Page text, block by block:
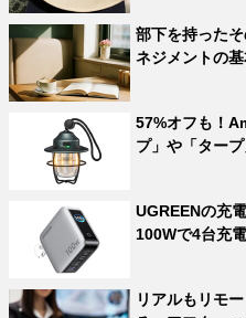
部下を持った
ネジメントの
57%オフも！
プ」や「ター
UGREENの充
100Wで4台充
リアルもリモ